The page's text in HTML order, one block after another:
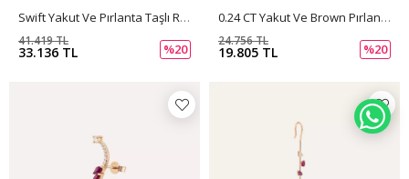
Swift Yakut Ve Pırlanta Taşlı Rose Altın Baston Küpe
33.136 TL
41.419 TL
%20
0.24 CT Yakut Ve Brown Pırlanta Taşlı Tek Küpe
19.805 TL
24.756 TL
%20